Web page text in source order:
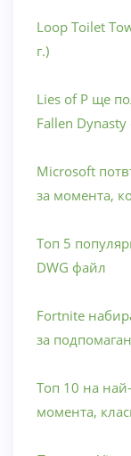
Loop Toilet
г.)
Lies of P ще
Fallen
Microsoft
за момента,
Топ 5
DWG файл
Fortnite
за
Топ 10 на
момента,